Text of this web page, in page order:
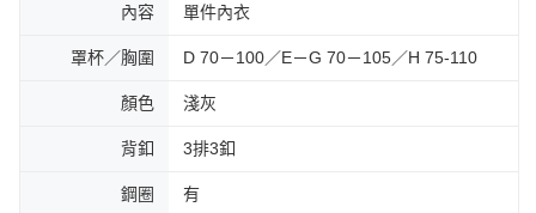
內容 單件內衣
罩杯／胸圍 D 70－100／E－G 70－105／H 75-110
顏色 淺灰
背釦 3排3釦
鋼圈 有